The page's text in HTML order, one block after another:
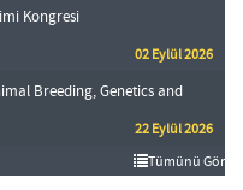
Kongresi
02 Eylül 2026
Breeding, Genetics and
22 Eylül 2026
Tümünü Gör